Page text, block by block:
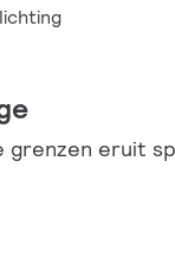
grenzen eruit